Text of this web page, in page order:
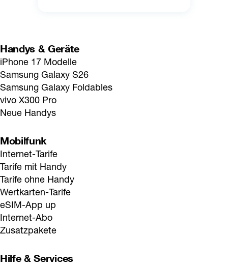
Handys & Geräte
iPhone 17 Modelle
Samsung Galaxy S26
Samsung Galaxy Foldables
vivo X300 Pro
Neue Handys
Mobilfunk
Internet-Tarife
Tarife mit Handy
Tarife ohne Handy
Wertkarten-Tarife
eSIM-App up
Internet-Abo
Zusatzpakete
Hilfe & Services